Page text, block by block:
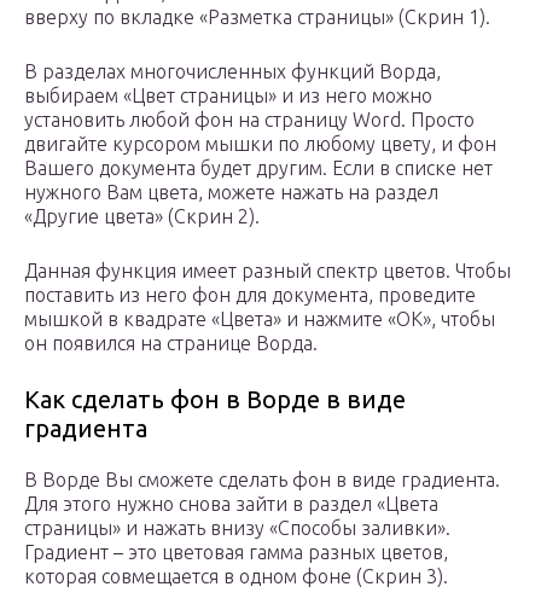
вверху по вкладке «Разметка страницы» (Скрин 1).
В разделах многочисленных функций Ворда,
выбираем «Цвет страницы» и из него можно
установить любой фон на страницу Word. Просто
двигайте курсором мышки по любому цвету, и фон
Вашего документа будет другим. Если в списке нет
нужного Вам цвета, можете нажать на раздел
«Другие цвета» (Скрин 2).
Данная функция имеет разный спектр цветов. Чтобы
поставить из него фон для документа, проведите
мышкой в квадрате «Цвета» и нажмите «ОК», чтобы
он появился на странице Ворда.
Как сделать фон в Ворде в виде
градиента
В Ворде Вы сможете сделать фон в виде градиента.
Для этого нужно снова зайти в раздел «Цвета
страницы» и нажать внизу «Способы заливки».
Градиент – это цветовая гамма разных цветов,
которая совмещается в одном фоне (Скрин 3).